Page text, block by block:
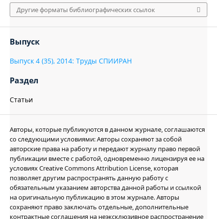
Другие форматы библиографических ссылок
Выпуск
Выпуск 4 (35), 2014: Труды СПИИРАН
Раздел
Статьи
Авторы, которые публикуются в данном журнале, соглашаются
со следующими условиями: Авторы сохраняют за собой
авторские права на работу и передают журналу право первой
публикации вместе с работой, одновременно лицензируя ее на
условиях Creative Commons Attribution License, которая
позволяет другим распространять данную работу с
обязательным указанием авторства данной работы и ссылкой
на оригинальную публикацию в этом журнале. Авторы
сохраняют право заключать отдельные, дополнительные
контрактные соглашения на неэксклюзивное распространение